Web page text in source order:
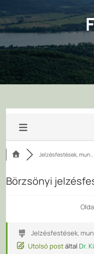
Jelzésfestések, mun...
Börzsönyi
Jelzésfestések,
Utolsó postáltal Dr.